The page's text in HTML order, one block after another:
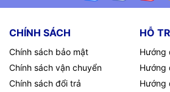
CHÍNH SÁCH
Chính sách bảo mật
Chính sách vận chuyển
Chính sách đổi trả
HỖ
Hướng
Hướng
Hướng